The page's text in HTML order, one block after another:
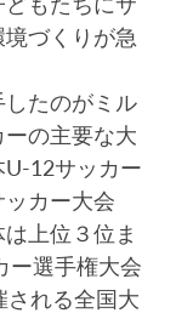
づくりが急
たのがミル
の主要な大
12サッカー
カー大会
上位３位ま
ー選手権大会
される全国大